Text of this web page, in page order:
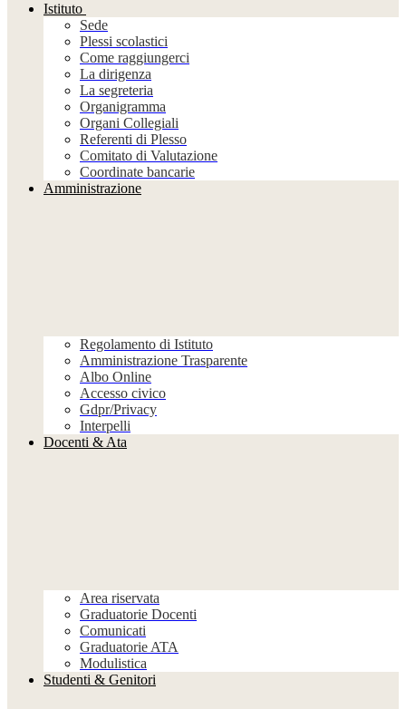
Istituto
Sede
Plessi scolastici
Come raggiungerci
La dirigenza
La segreteria
Organigramma
Organi Collegiali
Referenti di Plesso
Comitato di Valutazione
Coordinate bancarie
Amministrazione
Regolamento di Istituto
Amministrazione Trasparente
Albo Online
Accesso civico
Gdpr/Privacy
Interpelli
Docenti & Ata
Area riservata
Graduatorie Docenti
Comunicati
Graduatorie ATA
Modulistica
Studenti & Genitori